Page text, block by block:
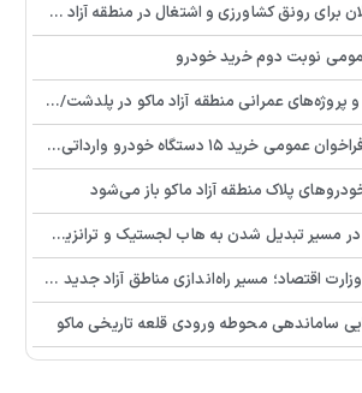
برای رونق کشاورزی و اشتغال در منطقه آزاد ماکو
نوبت دوم خرید خودرو
منطقه آزاد ماکو در پلدشت/ دستور مدیر عامل سازمان برای تسریع در پروژه های عمرانی
دستگاه خودرو وارداتی تویوتا رافور (نوبت دوم
پلاک منطقه آزاد ماکو باز می‌شود
مسیر تبدیل شدن به هاب لجستیک و ترانزیت کشور
اقتصاد؛ مسیر راه‌اندازی مناطق آزاد جدید شتاب می‌گیرد
ساماندهی محوطه ورودی قلعه تاریخی ماکو